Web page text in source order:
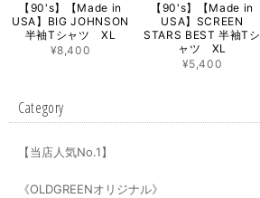
【90's】【Made in
USA】BIG JOHNSON
半袖Tシャツ XL
¥8,400
【90's】【Made in
USA】SCREEN
STARS BEST 半袖Tシ
ャツ XL
¥5,400
Category
【当店人気No.1】
《OLDGREENオリジナル》